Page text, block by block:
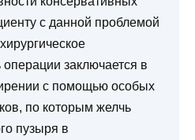
с данной проблемой
заключается в
с помощью особых
по которым желчь
пузыря в